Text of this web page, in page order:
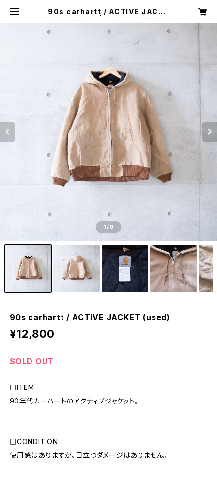
90s carhartt / ACTIVE JACKE
1/6
90s carhartt / ACTIVE JACKET (used)
¥12,800
SOLD OUT
□ITEM
90年代カーハートのアクティブジャケット。
□CONDITION
使用感はありますが、目立つダメージはありません。